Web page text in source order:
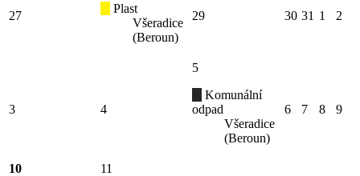
27
Plast
Všeradice
(Beroun)
29 30 31 1 2
3 4
5
Komunální
odpad
Všeradice
(Beroun)
6 7 8 9
10
11